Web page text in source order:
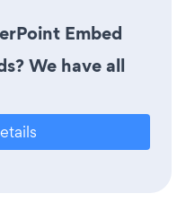
Embed
We have all